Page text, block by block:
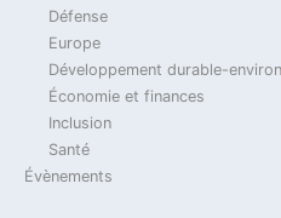
Jean-
Défense
Europe
Développement durable-
Économie et finances
Inclusion
Santé
Évènements